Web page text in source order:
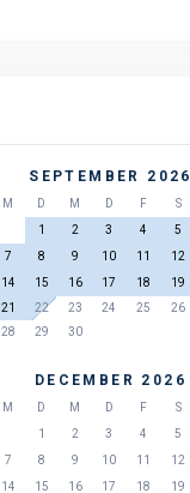
SEPTEMBER 2026
M D M D F S
1
2 3 4 5
7
8 9 10 11 12
14
15 16 17 18 19
21
22 23 24 25 26
28
29 30
DECEMBER 2026
M D M D F S
1
2 3 4 5
7
8 9 10 11 12
14
15 16 17 18 19